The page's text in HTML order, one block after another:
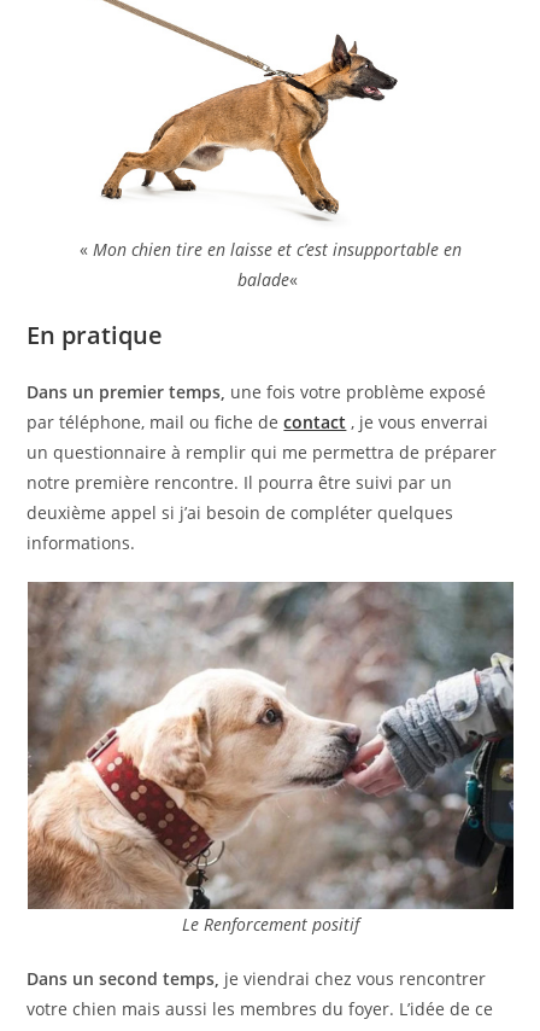
« Mon chien tire en laisse et c’est insupportable en
balade«
En pratique
Dans un premier temps, une fois votre problème exposé
par téléphone, mail ou fiche decontact , je vous enverrai
un questionnaire à remplir qui me permettra de préparer
notre première rencontre. Il pourra être suivi par un
deuxième appel si j’ai besoin de compléter quelques
informations.
Le Renforcement positif
Dans un second temps, je viendrai chez vous rencontrer
votre chien mais aussi les membres du foyer. L’idée de ce